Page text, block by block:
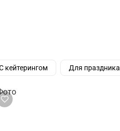
кейтерингом Для праздника